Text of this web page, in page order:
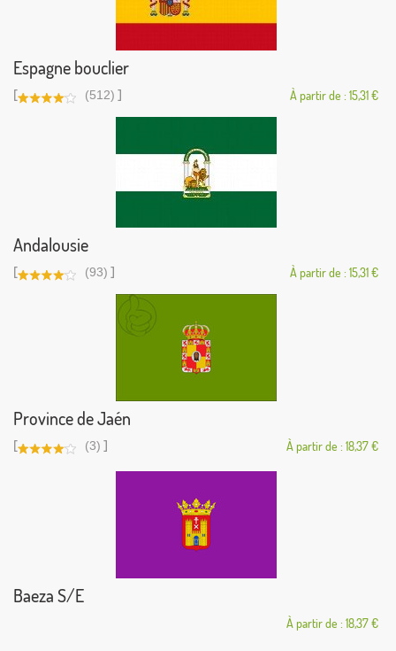
Espagne bouclier
[ (512) ] À partir de : 15,31 €
Andalousie
[ (93) ] À partir de : 15,31 €
Province de Jaén
[ (3) ] À partir de : 18,37 €
Baeza S/E
À partir de : 18,37 €